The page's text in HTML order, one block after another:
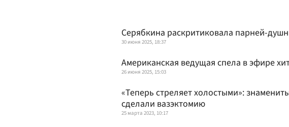
Серябкина раскритиковала парней-
30 июня 2025, 18:37
Американская ведущая спела в эфире
26 июня 2025, 15:03
«Теперь стреляет холостыми»:
сделали вазэктомию
25 марта 2023, 10:17